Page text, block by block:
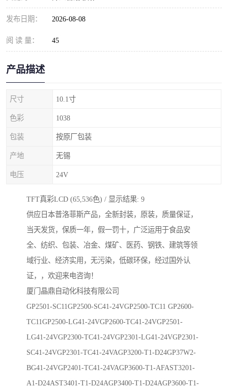
发布日期： 2026-08-08
阅 读 量： 45
产品描述
尺寸 10.1寸
色彩 1038
包装 按原厂包装
产地 无锡
电压 24V
TFT真彩LCD (65,536色) / 显示结果: 9
供应日本普洛菲斯产品，全新封装，原装，质量保证，
当天发货，保质一年，假一罚十，广泛运用于食品安
全、纺织、包装、冶金、煤矿、医药、钢铁、建筑等领
域行业、经济实用，无污染，低碳环保，经过国外认
证，，欢迎来电咨询！
厦门晶鼎自动化科技有限公司
GP2501-SC11GP2500-SC41-24VGP2500-TC11 GP2600-
TC11GP2500-LG41-24VGP2600-TC41-24VGP2501-
LG41-24VGP2300-TC41-24VGP2301-LG41-24VGP2301-
SC41-24VGP2301-TC41-24VAGP3200-T1-D24GP37W2-
BG41-24VGP2401-TC41-24VAGP3600-T1-AFAST3201-
A1-D24AST3401-T1-D24AGP3400-T1-D24AGP3600-T1-